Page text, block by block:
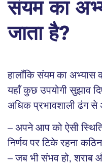
संयम का
जाता है?
हालाँकि संयम का अभ्यास
यहाँ कुछ उपयोगी सुझाव
अधिक प्रभावशाली ढंग
– अपने आप को ऐसी
निर्णय पर टिके रहना
– जब भी संभव हो,